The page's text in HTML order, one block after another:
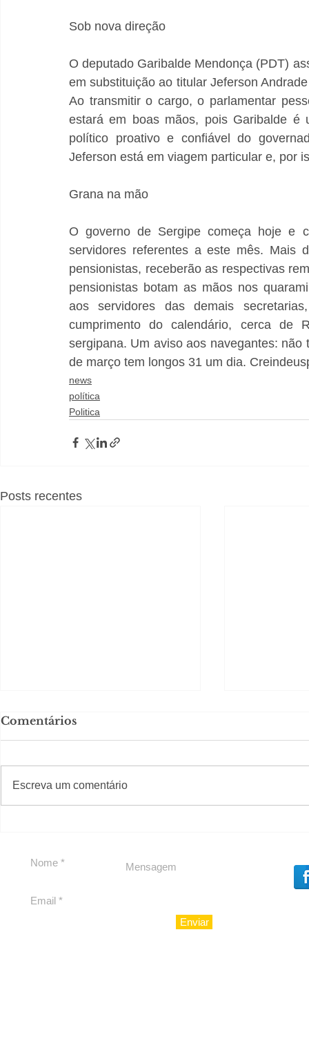
Sob nova direção
O deputado Garibalde Mendonça (PDT)
em substituição ao titular Jeferson
Ao transmitir o cargo, o parlamentar
estará em boas mãos, pois Garibalde
político proativo e confiável do
Jeferson está em viagem particular e, por
Grana na mão
O governo de Sergipe começa hoje e
servidores referentes a este mês. Mais
pensionistas, receberão as respectivas
pensionistas botam as mãos nos
aos servidores das demais
cumprimento do calendário, cerca de
sergipana. Um aviso aos navegantes:
de março tem longos 31 um dia.
news
política
Politica
Posts recentes
Agenda
Comentários
Escreva um comentário
#Sugestões
Enviar